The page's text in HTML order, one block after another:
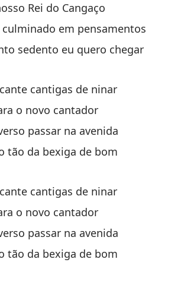
Rei do Cangaço
culminado em pensamentos
sedento eu quero chegar
cantigas de ninar
o novo cantador
passar na avenida
tão da bexiga de bom
cantigas de ninar
o novo cantador
passar na avenida
tão da bexiga de bom